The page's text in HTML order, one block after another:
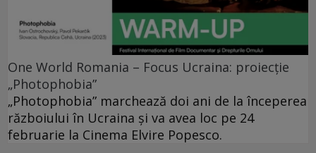
One World Romania – Focus Ucraina: proiecție
„Photophobia”
„Photophobia” marchează doi ani de la începerea
războiului în Ucraina și va avea loc pe 24
februarie la Cinema Elvire Popesco.